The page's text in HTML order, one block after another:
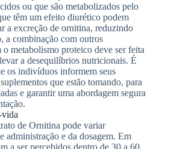
ou que são metabolizados pelo
têm um efeito diurético podem
a excreção de ornitina, reduzindo
a combinação com outros
o metabolismo proteico deve ser feita
a desequilíbrios nutricionais. É
os indivíduos informem seus
que estão tomando, para
e garantir uma abordagem segura
de Ornitina pode variar
administração e da dosagem. Em